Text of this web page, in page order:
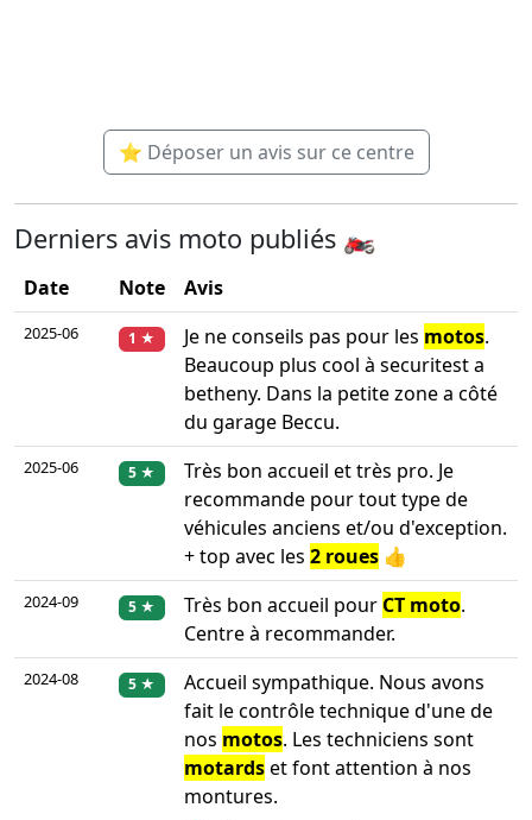
⭐ Déposer un avis sur ce centre
Derniers avis moto publiés 🏍️
Date Note Avis
2025-06 1 ★ Je ne conseils pas pour les motos.
Beaucoup plus cool à securitest a
betheny. Dans la petite zone a côté
du garage Beccu.
2025-06 5 ★
Très bon accueil et très pro. Je
recommande pour tout type de
véhicules anciens et/ou d'exception.
+ top avec les 2 roues 👍
2024-09 5 ★ Très bon accueil pour CT moto.
Centre à recommander.
2024-08 5 ★
Accueil sympathique. Nous avons
fait le contrôle technique d'une de
nos motos. Les techniciens sont
motardset font attention à nos
montures.